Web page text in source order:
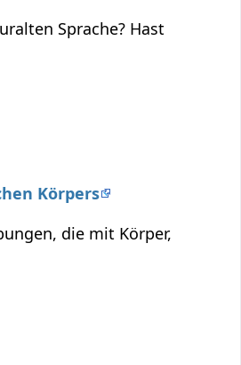
Sprache? Hast
Körpers
die mit Körper,